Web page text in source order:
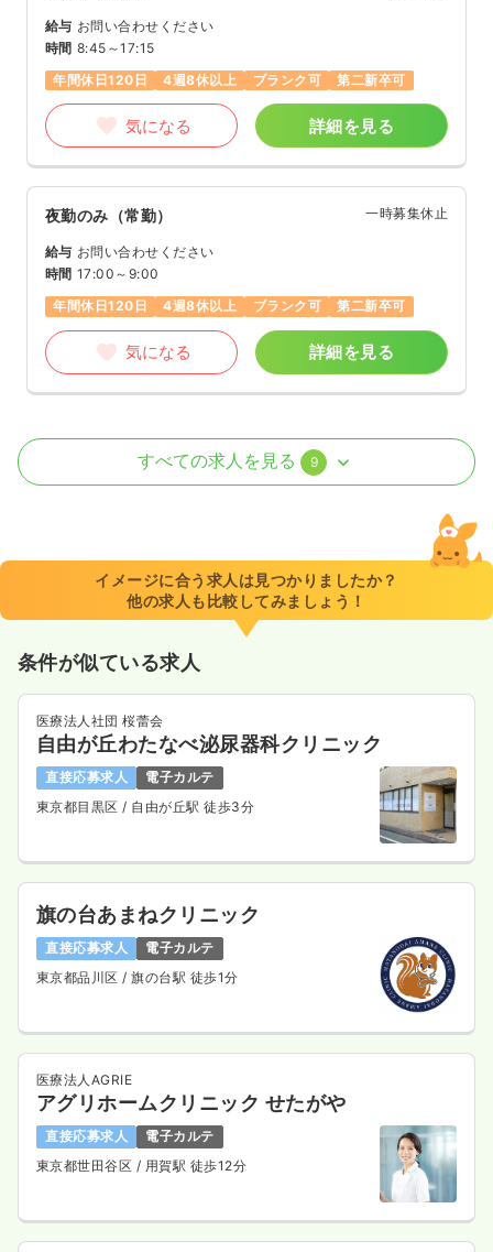
給与 お問い合わせください
時間 8:45～17:15
年間休日120日
4週8休以上 ブランク可 第二新卒可
気になる 詳細を見る
夜勤のみ（常勤） 一時募集休止
給与 お問い合わせください
時間 17:00～9:00
年間休日120日
4週8休以上 ブランク可 第二新卒可
気になる 詳細を見る
外来
8:45～17:15（休憩60分）
日祝休み
年間休日120日 4週8休以上
ブランク可
日勤のみ（常勤） 一時募集休止
給与 27.4万円〜/月 賞与2.3ヶ月
日祝休み
年間休日120日 4週8休以上
ブランク可
月給27万円以上可
気になる 詳細を見る
透析正・准看護師 一般＋療養
日勤のみ（常勤）
給与 27.3万円/月 賞与2.5ヶ月
※経験4年の例
すべての求人を見る 9
イメージに合う求人は見つかりましたか？
他の求人も比較してみましょう！
条件が似ている求人
医療法人社団 桜蕾会
自由が丘わたなべ泌尿器科クリニック
直接応募求人
電子カルテ
東京都目黒区 / 自由が丘駅 徒歩3分
旗の台あまねクリニック
直接応募求人
電子カルテ
東京都品川区 / 旗の台駅 徒歩1分
医療法人AGRIE
アグリホームクリニック せたがや
直接応募求人
電子カルテ
東京都世田谷区 / 用賀駅 徒歩12分